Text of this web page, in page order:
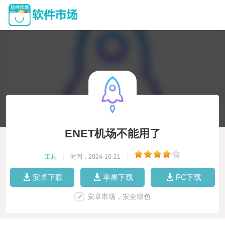
ENET机场不能用了
工具 时间：2024-10-21
安卓下载 苹果下载 PC下载
安卓市场，安全绿色